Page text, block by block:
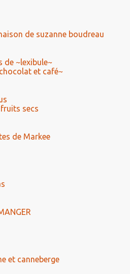
de suzanne boudreau
de ~lexibule~
et café~
secs
de Markee
et canneberge